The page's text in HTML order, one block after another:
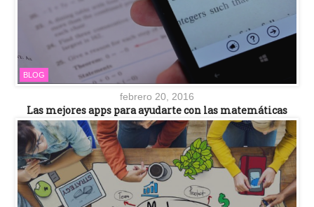
BLOG
febrero 20, 2016
Las mejores apps para ayudarte con las matemáticas